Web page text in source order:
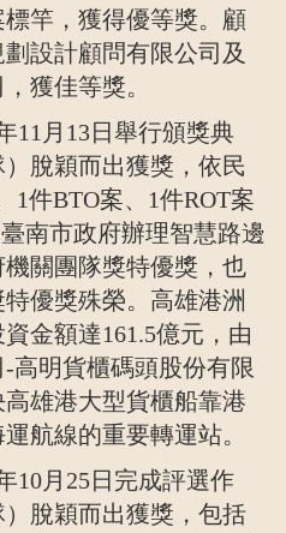
竿，獲得優等獎。顧
設計顧問有限公司及
獲佳等獎。
11 月 13日舉行頒獎典
脫穎而出獲獎，依民
1件BTO案、 1件ROT案
南市政府辦理智慧路邊
關團隊獎特優獎，也
優獎殊榮。高雄港洲
金額達161.5億元，由
-高明貨櫃碼頭股份有限
雄港大型貨櫃船靠港
航線的重要轉運站。
10月 25日完成評選作
）脫穎而出獲獎，包括